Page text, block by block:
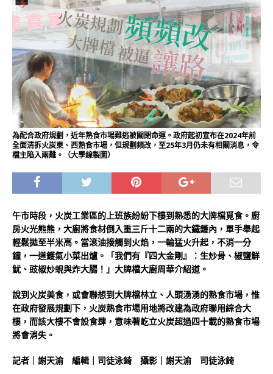
為配合政府規劃，近年熟食市場難逃被關閉命運。政府起初宣布在2024年前
全面清拆火炭東、西熟食市場，但規劃頻改，至25年3月仍未有相關消息，令
檔主陷入兩難。（大學線製圖）
午市時段，火炭工業區的上班族紛紛下樓到熟悉的大牌檔覓食。廚
房火光熊熊，大廚將食材倒入重三斤十二兩的大鐵鑊內，單手舉起
輕鬆拋至半米高。當滾油接觸到火焰，一輪猛火升起，不消一分
鐘，一道鑊氣小菜出爐。「我們有『四大金剛』：生炒骨、椒鹽鮮
魷、豉椒炒蜆與炸大腸！」大牌檔大廚周華介紹道。
說到火炭美食，或會聯想到大牌檔林立、人頭湧湧的熟食市場，惟
在政府發展規劃下，火炭熟食市場用地將改建為政府聯用綜合大
樓，而該大樓不會設食肆，意味著屹立火炭超過四十載的熟食市場
將會消失。
記者 謝天渝 編輯 司徒泳錡 攝影 謝天渝 司徒泳錡